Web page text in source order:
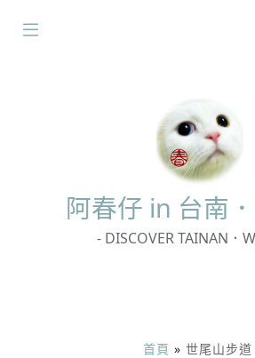
阿春仔 in 台南
- DISCOVER TAINAN．
首頁 » 世尾山步道